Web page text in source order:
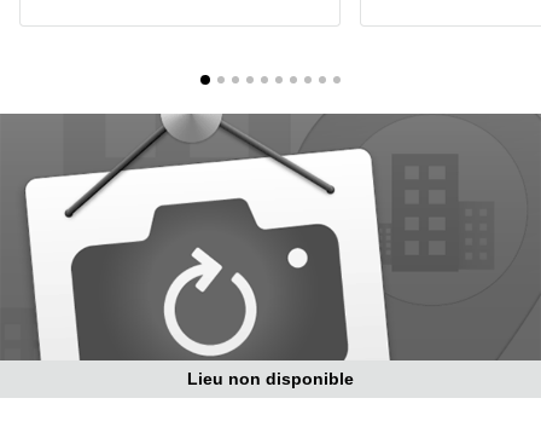
Centre
Coworking
Namur
Coworking
Tournai
Salle de
conférence
Lieu non disponible